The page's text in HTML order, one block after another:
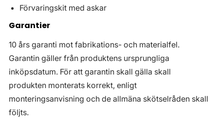
Förvaringskit med askar
Garantier
10 års garanti mot fabrikations- och materialfel.
Garantin gäller från produktens ursprungliga
inköpsdatum. För att garantin skall gälla skall
produkten monterats korrekt, enligt
monteringsanvisning och de allmäna skötselråden skall
följts.